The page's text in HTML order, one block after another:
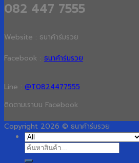
082 447 7555
Website : ธนาค้าร่มรวย
Facebook : ธนาค้าร่มรวย
Line : @T0824477555
ติดตามเราบน Facebook
Copyright 2026 © ธนาค้าร่มรวย
ค้นหา: